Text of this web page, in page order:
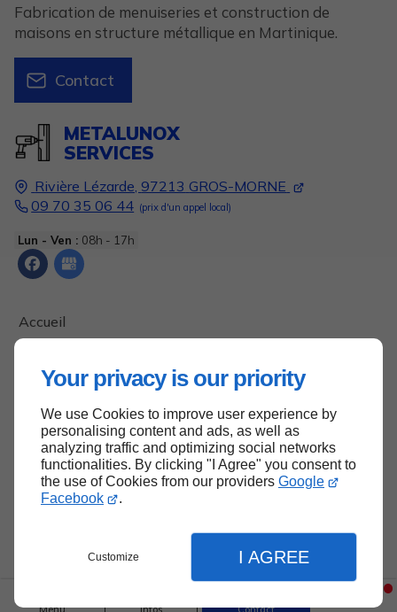
Your privacy is our priority
We use Cookies to improve user experience by
personalising content and ads, as well as
analyzing traffic and optimizing social networks
functionalities. By clicking "I Agree" you consent to
the use of Cookies from our providers Google
Facebook
.
Customize I AGREE
Menu Infos Contact
METALUNOX
SERVICES
Rivière Lézarde, 97213 GROS-MORNE
09 70 35 06 44
Lun - Ven : 08h - 17h
Accueil
Mentions légales
Plan du site
Fabrication de menuiseries et construction de
maisons en structure métallique en Martinique.
Contact
Haut de page